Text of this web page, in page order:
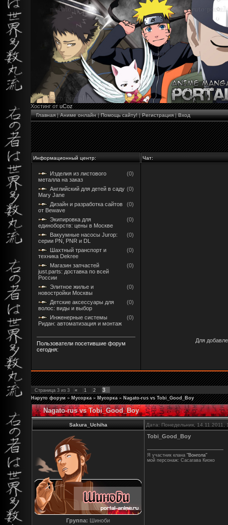
Хостинг отuCoz
Главная|Аниме онлайн|Помощь сайту!|Регистрация|Вход
Информационный центр: Чат:
Изделия из листового
металла на заказ
(0)
Английский для детей в саду
Mary Jane
(0)
Дизайн и разработка сайтов
от Bewave
(0)
Экипировка для
единоборств: цены в Москве
(0)
Вакуумные насосы Jurop:
серии PN, PNR и DL
(0)
Шахтный транспорт и
техника Dekree
(0)
Магазин запчастей
just.parts: доставка по всей
России
(0)
Элитное жилье и
новостройки Москвы
(0)
Детские аксессуары для
волос: виды и выбор
(0)
Инженерные системы
Ридан: автоматизация и монтаж
(0)
Пользователи посетившие форум
сегодня:
Для
Страница 3 из 3 « 1 2 3
Наруто форум » Мусорка » Мусорка » Nagato-rus vs Tobi_Good_Boy
Nagato-rus vs Tobi_Good_Boy
Sakura_Uchiha Дата: Понедельник,
Группа: Шиноби
Tobi_Good_Boy
Я участник клана "Вонгола"
мой персонаж: Сасагава Киоко